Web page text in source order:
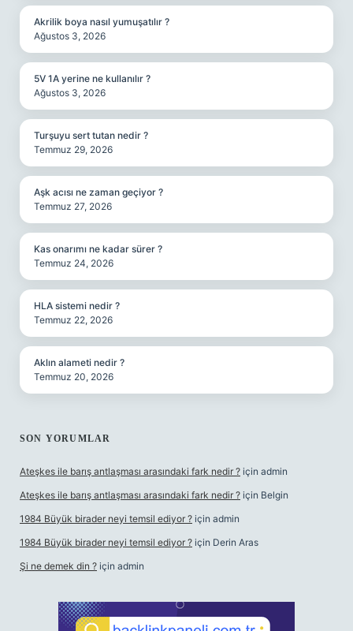
Akrilik boya nasıl yumuşatılır ?
Ağustos 3, 2026
5V 1A yerine ne kullanılır ?
Ağustos 3, 2026
Turşuyu sert tutan nedir ?
Temmuz 29, 2026
Aşk acısı ne zaman geçiyor ?
Temmuz 27, 2026
Kas onarımı ne kadar sürer ?
Temmuz 24, 2026
HLA sistemi nedir ?
Temmuz 22, 2026
Aklın alameti nedir ?
Temmuz 20, 2026
SON YORUMLAR
Ateşkes ile barış antlaşması arasındaki fark nedir ? için admin
Ateşkes ile barış antlaşması arasındaki fark nedir ? için Belgin
1984 Büyük birader neyi temsil ediyor ? için admin
1984 Büyük birader neyi temsil ediyor ? için Derin Aras
Şi ne demek din ? için admin